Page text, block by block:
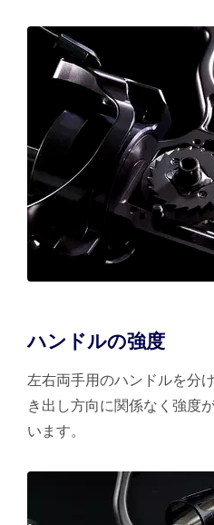
ハンドルの強度
左右両手用のハンドルを分
き出し方向に関係なく強度
います。